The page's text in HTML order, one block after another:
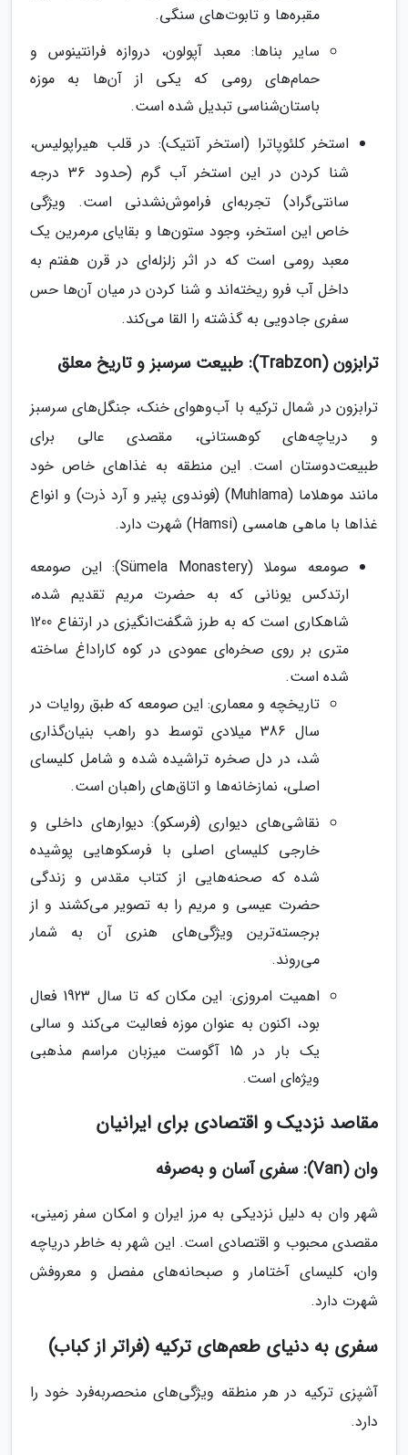
مقبره‌ها و تابوت‌های سنگی.
سایر بناها: معبد آپولون، دروازه فرانتینوس و
حمام‌های رومی که یکی از آن‌ها به موزه
باستان‌شناسی تبدیل شده است.
استخر کلئوپاترا (استخر آنتیک): در قلب هیراپولیس،
شنا کردن در این استخر آب گرم (حدود 36 درجه
سانتی‌گراد) تجربه‌ای فراموش‌نشدنی است. ویژگی
خاص این استخر، وجود ستون‌ها و بقایای مرمرین یک
معبد رومی است که در اثر زلزله‌ای در قرن هفتم به
داخل آب فرو ریخته‌اند و شنا کردن در میان آن‌ها حس
سفری جادویی به گذشته را القا می‌کند.
ترابزون (Trabzon): طبیعت سرسبز و تاریخ معلق
ترابزون در شمال ترکیه با آب‌وهوای خنک، جنگل‌های سرسبز
و دریاچه‌های کوهستانی، مقصدی عالی برای
طبیعت‌دوستان است. این منطقه به غذاهای خاص خود
مانند موهلاما (Muhlama) (فوندوی پنیر و آرد ذرت) و انواع
غذاها با ماهی هامسی (Hamsi) شهرت دارد.
صومعه سوملا (Sümela Monastery): این صومعه
ارتدکس یونانی که به حضرت مریم تقدیم شده،
شاهکاری است که به طرز شگفت‌انگیزی در ارتفاع 1200
متری بر روی صخره‌ای عمودی در کوه کاراداغ ساخته
شده است.
تاریخچه و معماری: این صومعه که طبق روایات در
سال 386 میلادی توسط دو راهب بنیان‌گذاری
شد، در دل صخره تراشیده شده و شامل کلیسای
اصلی، نمازخانه‌ها و اتاق‌های راهبان است.
نقاشی‌های دیواری (فرسکو): دیوارهای داخلی و
خارجی کلیسای اصلی با فرسکوهایی پوشیده
شده که صحنه‌هایی از کتاب مقدس و زندگی
حضرت عیسی و مریم را به تصویر می‌کشند و از
برجسته‌ترین ویژگی‌های هنری آن به شمار
می‌روند.
اهمیت امروزی: این مکان که تا سال 1923 فعال
بود، اکنون به عنوان موزه فعالیت می‌کند و سالی
یک بار در 15 آگوست میزبان مراسم مذهبی
ویژه‌ای است.
مقاصد نزدیک و اقتصادی برای ایرانیان
وان (Van): سفری آسان و به‌صرفه
شهر وان به دلیل نزدیکی به مرز ایران و امکان سفر زمینی،
مقصدی محبوب و اقتصادی است. این شهر به خاطر دریاچه
وان، کلیسای آختامار و صبحانه‌های مفصل و معروفش
شهرت دارد.
سفری به دنیای طعم‌های ترکیه (فراتر از کباب)
آشپزی ترکیه در هر منطقه ویژگی‌های منحصربه‌فرد خود را
دارد.